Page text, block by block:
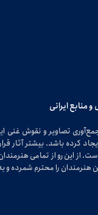
منابع ایرانی
تصاویر و نقوش غنی
ایجاد کرده باشد. بیشتر
از این رو از تمامی
را محترم شمرده و